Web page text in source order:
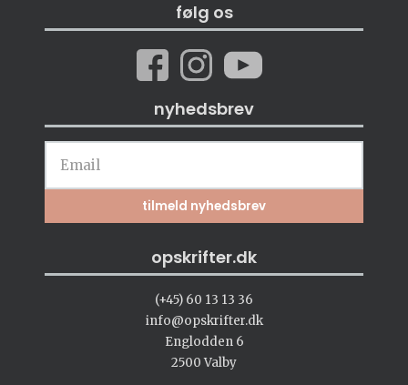
følg os
nyhedsbrev
opskrifter.dk
(+45) 60 13 13 36
info@opskrifter.dk
Englodden 6
2500 Valby